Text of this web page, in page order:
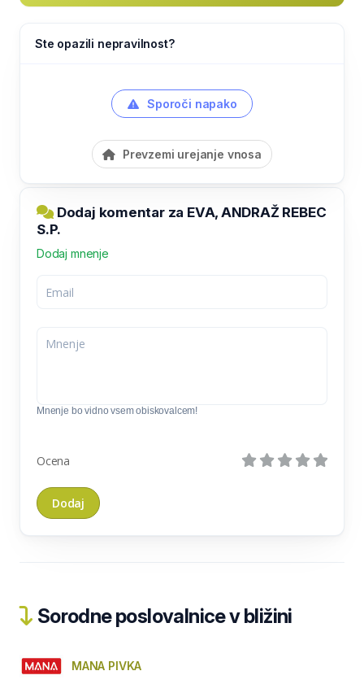
Ste opazili nepravilnost?
Sporoči napako
Prevzemi urejanje vnosa
Dodaj komentar za EVA, ANDRAŽ REBEC
S.P.
Dodaj mnenje
Mnenje bo vidno vsem obiskovalcem!
Ocena
Sorodne poslovalnice v bližini
MANA PIVKA